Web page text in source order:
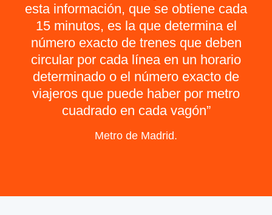
esta información, que se obtiene cada
15 minutos, es la que determina el
número exacto de trenes que deben
circular por cada línea en un horario
determinado o el número exacto de
viajeros que puede haber por metro
cuadrado en cada vagón
Metro de Madrid.